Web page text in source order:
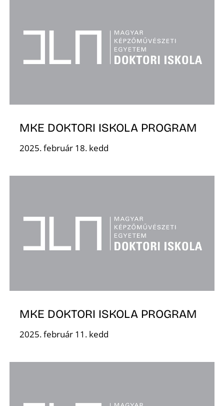
MKE DOKTORI ISKOLA PROGRAM
2025. február 18. kedd
MKE DOKTORI ISKOLA PROGRAM
2025. február 11. kedd